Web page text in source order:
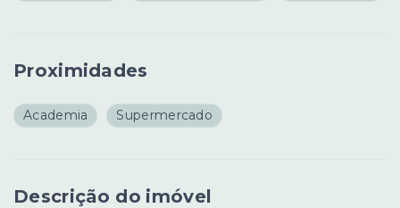
Proximidades
Academia Supermercado
Descrição do imóvel